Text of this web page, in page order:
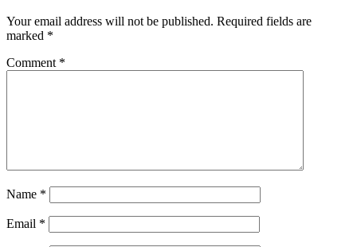
Your email address will not be published. Required fields are
marked *
Comment *
Name *
Email *